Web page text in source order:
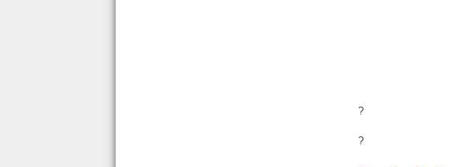
?
?